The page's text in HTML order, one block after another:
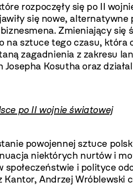
rozpoczęły się po II
się nowe,
Zmieniający
na sztuce tego czasu,
zagadnienia z zakresu
Kosutha oraz
po II wojnie światowej
powojennej sztuce
niektórych nurtów i
i polityce
Andrzej Wróblewski